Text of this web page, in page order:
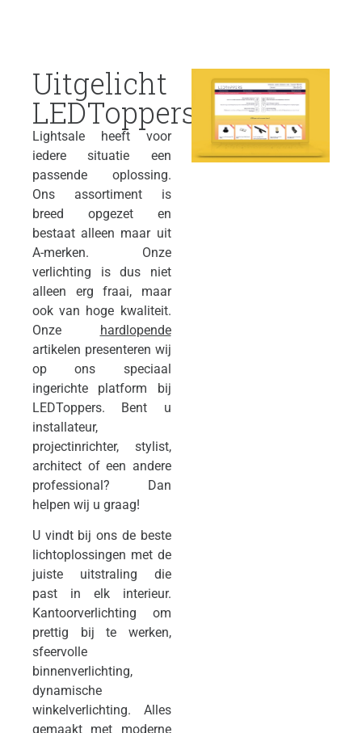
Uitgelicht
LEDToppers
Lightsale heeft voor
iedere situatie een
passende oplossing.
Ons assortiment is
breed opgezet en
bestaat alleen maar uit
A-merken. Onze
verlichting is dus niet
alleen erg fraai, maar
ook van hoge kwaliteit.
Onze hardlopende
artikelen presenteren wij
op ons speciaal
ingerichte platform bij
LEDToppers. Bent u
installateur,
projectinrichter, stylist,
architect of een andere
professional? Dan
helpen wij u graag!
U vindt bij ons de beste
lichtoplossingen met de
juiste uitstraling die
past in elk interieur.
Kantoorverlichting om
prettig bij te werken,
sfeervolle
binnenverlichting,
dynamische
winkelverlichting. Alles
gemaakt met moderne